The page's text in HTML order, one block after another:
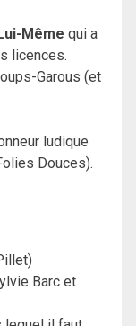
Même qui a
licences.
Garous (et
ludique
Douces).
Barc et